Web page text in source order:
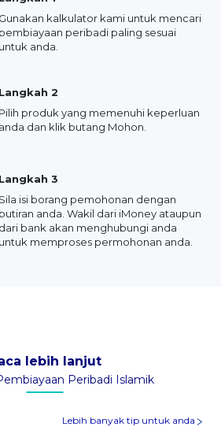
Gunakan kalkulator kami untuk mencari
pembiayaan peribadi paling sesuai
untuk anda.
Langkah 2
Pilih produk yang memenuhi keperluan
anda dan klik butang Mohon.
Langkah 3
Sila isi borang pemohonan dengan
butiran anda. Wakil dari iMoney ataupun
dari bank akan menghubungi anda
untuk memproses permohonan anda.
lebih lanjut
Peribadi Islamik
Lebih banyak tip untuk anda